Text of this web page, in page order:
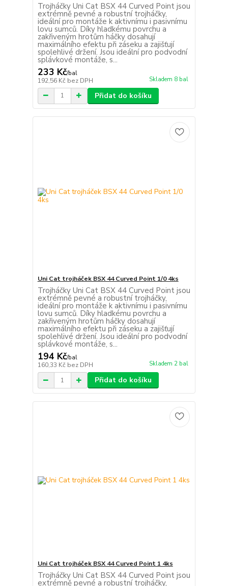
Trojháčky Uni Cat BSX 44 Curved Point jsou
extrémně pevné a robustní trojháčky,
ideální pro montáže k aktivnímu i pasivnímu
lovu sumců. Díky hladkému povrchu a
zakřiveným hrotům háčky dosahují
maximálního efektu při záseku a zajišťují
spolehlivé držení. Jsou ideální pro podvodní
splávkové montáže, s...
233 Kč/bal
192,56 Kč bez DPH Skladem 8 bal
Přidat do košíku
Uni Cat trojháček BSX 44 Curved Point 1/0 4ks
Trojháčky Uni Cat BSX 44 Curved Point jsou
extrémně pevné a robustní trojháčky,
ideální pro montáže k aktivnímu i pasivnímu
lovu sumců. Díky hladkému povrchu a
zakřiveným hrotům háčky dosahují
maximálního efektu při záseku a zajišťují
spolehlivé držení. Jsou ideální pro podvodní
splávkové montáže, s...
194 Kč/bal
160,33 Kč bez DPH Skladem 2 bal
Přidat do košíku
Uni Cat trojháček BSX 44 Curved Point 1 4ks
Trojháčky Uni Cat BSX 44 Curved Point jsou
extrémně pevné a robustní trojháčky,